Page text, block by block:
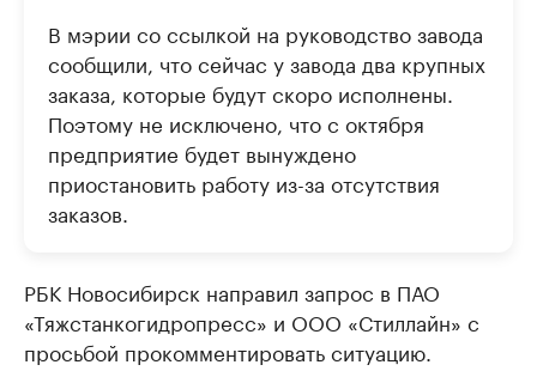
В мэрии со ссылкой на руководство завода
сообщили, что сейчас у завода два крупных
заказа, которые будут скоро исполнены.
Поэтому не исключено, что с октября
предприятие будет вынуждено
приостановить работу из-за отсутствия
заказов.
РБК Новосибирск направил запрос в ПАО
«Тяжстанкогидропресс» и ООО «Стиллайн» с
просьбой прокомментировать ситуацию.